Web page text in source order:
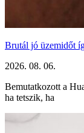
Brutál jó üzemidőt
2026. 08. 06.
Bemutatkozott a
ha tetszik, ha